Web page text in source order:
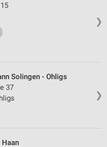
❯
❯
Solingen - Ohligs
37